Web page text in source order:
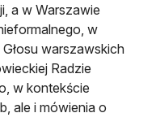
a w Warszawie
w
warszawskich
Radzie
w kontekście
ale i mówienia o